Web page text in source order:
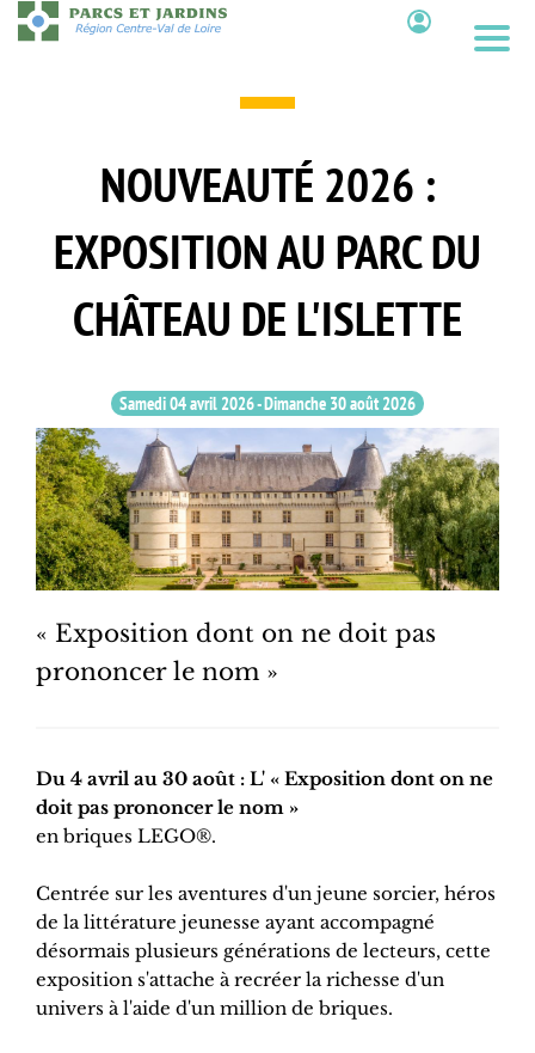
Aller
au
NOUVEAUTÉ 2026 :
EXPOSITION AU PARC DU
CHÂTEAU DE L'ISLETTE
Samedi 04 avril 2026-Dimanche 30 août 2026
« Exposition dont on ne doit pas
prononcer le nom »
Du 4 avril au 30 août : L' « Exposition dont on ne
doit pas prononcer le nom »
en briques LEGO®.
Centrée sur les aventures d'un jeune sorcier, héros
de la littérature jeunesse ayant accompagné
désormais plusieurs générations de lecteurs, cette
exposition s'attache à recréer la richesse d'un
univers à l'aide d'un million de briques.